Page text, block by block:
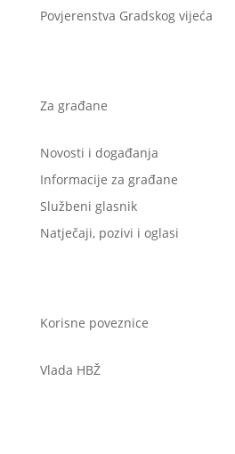
Povjerenstva Gradskog vijeća
Za građane
Novosti i događanja
Informacije za građane
Službeni glasnik
Natječaji, pozivi i oglasi
Korisne poveznice
Vlada HBŽ